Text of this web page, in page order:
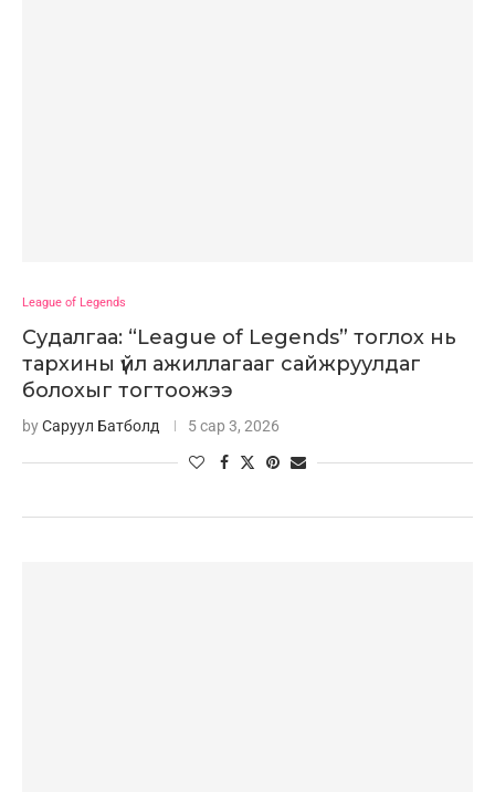
League of Legends
Судалгаа: “League of Legends” тоглох нь
тархины үйл ажиллагааг сайжруулдаг
болохыг тогтоожээ
byСаруул Батболд 5 сар 3, 2026